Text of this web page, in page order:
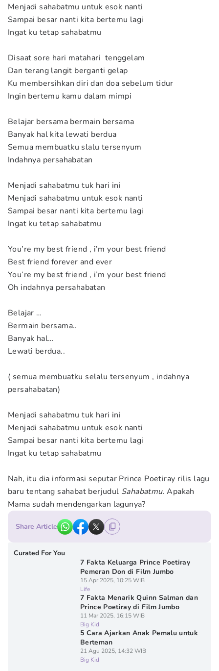
Menjadi sahabatmu untuk esok nanti
Sampai besar nanti kita bertemu lagi
Ingat ku tetap sahabatmu
Disaat sore hari matahari tenggelam
Dan terang langit berganti gelap
Ku membersihkan diri dan doa sebelum tidur
Ingin bertemu kamu dalam mimpi
Belajar bersama bermain bersama
Banyak hal kita lewati berdua
Semua membuatku slalu tersenyum
Indahnya persahabatan
Menjadi sahabatmu tuk hari ini
Menjadi sahabatmu untuk esok nanti
Sampai besar nanti kita bertemu lagi
Ingat ku tetap sahabatmu
You’re my best friend , i’m your best friend
Best friend forever and ever
You’re my best friend , i’m your best friend
Oh indahnya persahabatan
Belajar …
Bermain bersama..
Banyak hal…
Lewati berdua..
( semua membuatku selalu tersenyum , indahnya
persahabatan)
Menjadi sahabatmu tuk hari ini
Menjadi sahabatmu untuk esok nanti
Sampai besar nanti kita bertemu lagi
Ingat ku tetap sahabatmu
Nah, itu dia informasi seputar Prince Poetiray rilis lagu
baru tentang sahabat berjudul Sahabatmu. Apakah
Mama sudah mendengarkan lagunya?
Share Article
Curated For You
7 Fakta Keluarga Prince Poetiray
Pemeran Don di Film Jumbo
15 Apr 2025, 10:25 WIB
Life
7 Fakta Menarik Quinn Salman dan
Prince Poetiray di Film Jumbo
11 Mar 2025, 16:15 WIB
Big Kid
5 Cara Ajarkan Anak Pemalu untuk
Berteman
21 Agu 2025, 14:32 WIB
Big Kid